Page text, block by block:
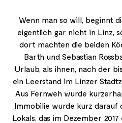
Wenn man so will, beginnt
eigentlich gar nicht in Linz,
dort machten die beiden
Barth und Sebastian
Urlaub, als ihnen, nach der
ein Leerstand im Linzer
Aus Fernweh wurde
Immobilie wurde kurz darauf
Lokals, das im Dezember